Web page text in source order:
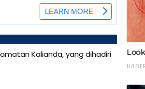
Kalianda, yang dihadiri